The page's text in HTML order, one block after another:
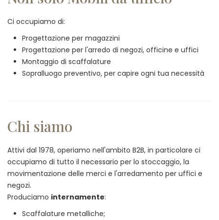
Ci occupiamo di:
Progettazione per magazzini
Progettazione per l'arredo di negozi, officine e uffici
Montaggio di scaffalature
Sopralluogo preventivo, per capire ogni tua necessità
Chi siamo
Attivi dal 1978, operiamo nell'ambito B2B, in particolare ci
occupiamo di tutto il necessario per lo stoccaggio, la
movimentazione delle merci e l'arredamento per uffici e
negozi.
Produciamo internamente:
Scaffalature metalliche;